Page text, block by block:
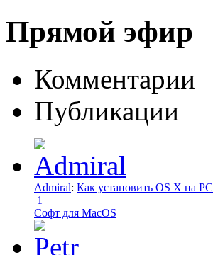
Прямой эфир
Комментарии
Публикации
Admiral: Как установить OS X на PC
1
Софт для MacOS